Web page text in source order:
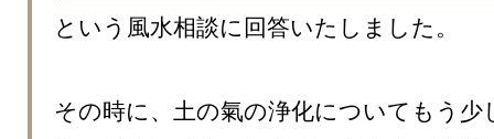
という風水相談に回答いたしました。
その時に、土の氣の浄化についてもう少